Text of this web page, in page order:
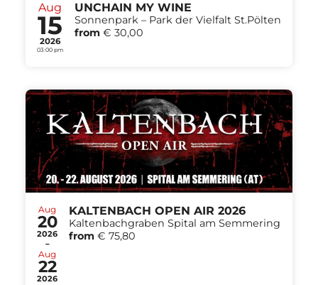
Aug
15
2026
03:00 pm
UNCHAIN MY WINE
Sonnenpark – Park der Vielfalt St.Pölten
from € 30,00
Aug
20
2026
-
Aug
22
2026
KALTENBACH OPEN AIR 2026
Kaltenbachgraben Spital am Semmering
from € 75,80